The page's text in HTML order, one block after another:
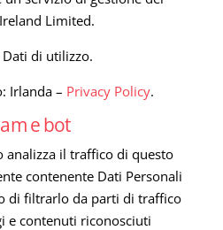
Limited.
di utilizzo.
Irlanda – Privacy Policy.
e bot
analizza il traffico di questo
contenente Dati Personali
di filtrarlo da parti di traffico
e contenuti riconosciuti